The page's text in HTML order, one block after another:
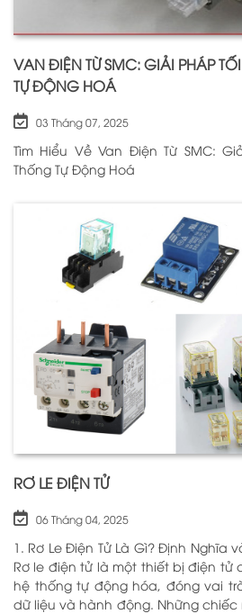
VAN ĐIỆN TỪ SMC: GIẢI PHÁP
TỰ ĐỘNG HOÁ
03 Tháng 07, 2025
Tìm Hiểu Về Van Điện Từ SMC:
Thống Tự Động Hoá
RƠ LE ĐIỆN TỬ
06 Tháng 04, 2025
1. Rơ Le Điện Tử Là Gì? Định Nghĩa và Nguyên Lý Hoạt Động
Rơ le điện tử là một thiết bị điện tử
hệ thống tự động hóa, đóng vai
dữ liệu và hành động. Những chiếc